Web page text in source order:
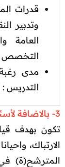
قدرات
وتدبير
العامة
التخصص
مدى
التدريس :
3- بالاضافة لأسئلة أخرى:
تكون بهدف
الارتباك،
المترشح(ة)